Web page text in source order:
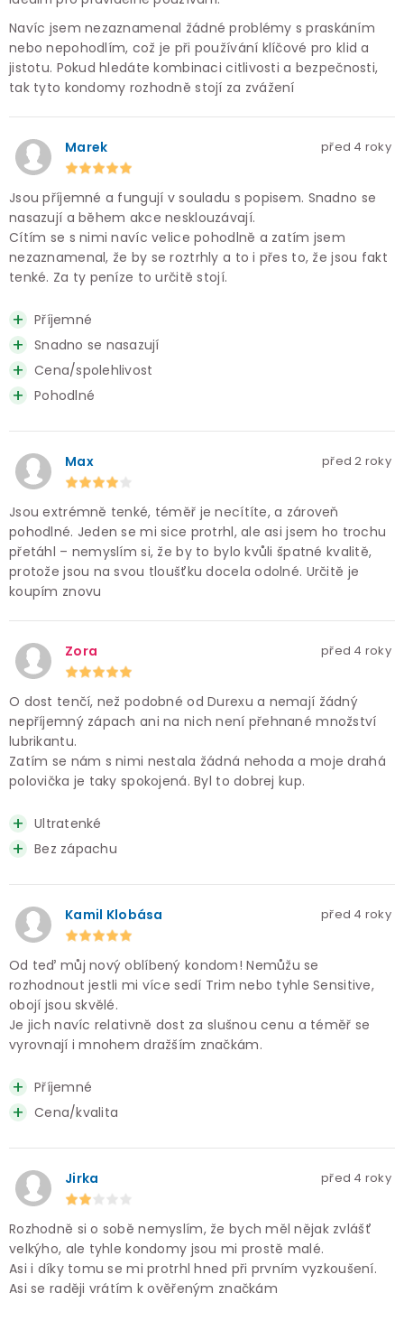
Navíc jsem nezaznamenal žádné problémy s praskáním
nebo nepohodlím, což je při používání klíčové pro klid a
jistotu. Pokud hledáte kombinaci citlivosti a bezpečnosti,
tak tyto kondomy rozhodně stojí za zvážení
Marek před 4 roky
Jsou příjemné a fungují v souladu s popisem. Snadno se
nasazují a během akce nesklouzávají.
Cítím se s nimi navíc velice pohodlně a zatím jsem
nezaznamenal, že by se roztrhly a to i přes to, že jsou fakt
tenké. Za ty peníze to určitě stojí.
Příjemné
Snadno se nasazují
Cena/spolehlivost
Pohodlné
Max před 2 roky
Jsou extrémně tenké, téměř je necítíte, a zároveň
pohodlné. Jeden se mi sice protrhl, ale asi jsem ho trochu
přetáhl – nemyslím si, že by to bylo kvůli špatné kvalitě,
protože jsou na svou tloušťku docela odolné. Určitě je
koupím znovu
Zora před 4 roky
O dost tenčí, než podobné od Durexu a nemají žádný
nepříjemný zápach ani na nich není přehnané množství
lubrikantu.
Zatím se nám s nimi nestala žádná nehoda a moje drahá
polovička je taky spokojená. Byl to dobrej kup.
Ultratenké
Bez zápachu
Kamil Klobása před 4 roky
Od teď můj nový oblíbený kondom! Nemůžu se
rozhodnout jestli mi více sedí Trim nebo tyhle Sensitive,
obojí jsou skvělé.
Je jich navíc relativně dost za slušnou cenu a téměř se
vyrovnají i mnohem dražším značkám.
Příjemné
Cena/kvalita
Jirka před 4 roky
Rozhodně si o sobě nemyslím, že bych měl nějak zvlášť
velkýho, ale tyhle kondomy jsou mi prostě malé.
Asi i díky tomu se mi protrhl hned při prvním vyzkoušení.
Asi se raději vrátím k ověřeným značkám